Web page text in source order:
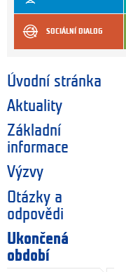
SOCIÁLNÍ DIALOG
Úvodní stránka
Aktuality
Základní
informace
Výzvy
Otázky a
odpovědi
Ukončená
období